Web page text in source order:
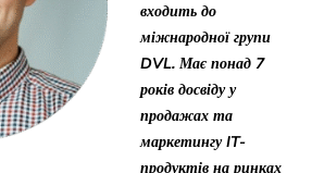
входить до
міжнародної групи
DVL. Має понад 7
років досвіду у
продажах та
маркетингу IT-
продуктів на ринках